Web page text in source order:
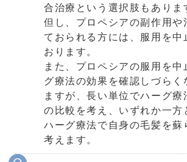
合治療という選択肢もありま
但し、プロペシアの副作用や
ておられる方には、服用を中
おります。
また、プロペシアの服用を中
グ療法の効果を確認しづらく
ますが、長い単位でハーグ療
の比較を考え、いずれか一方
ハーグ療法で自身の毛髪を蘇
考えます。